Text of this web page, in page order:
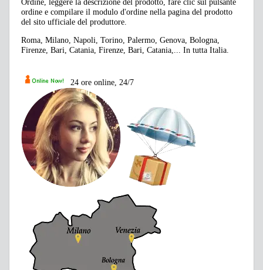
Ordine, leggere la descrizione del prodotto, fare clic sul pulsante
ordine e compilare il modulo d'ordine nella pagina del prodotto
del sito ufficiale del produttore.
Roma, Milano, Napoli, Torino, Palermo, Genova, Bologna,
Firenze, Bari, Catania, Firenze, Bari, Catania,... In tutta Italia.
24 ore online, 24/7